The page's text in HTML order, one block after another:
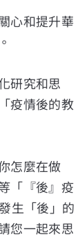
心和提升華
研究和思
疫情後的教
怎麼在做
「『後』疫
生「後」的
您一起來思